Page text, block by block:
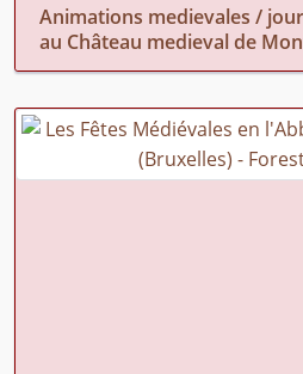
Animations medievales /
au Château medieval de